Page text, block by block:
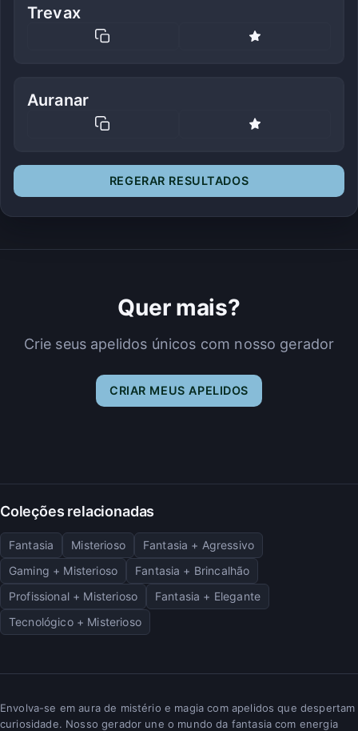
Trevax
Auranar
REGERAR RESULTADOS
Quer mais?
Crie seus apelidos únicos com nosso gerador
CRIAR MEUS APELIDOS
Coleções relacionadas
Fantasia Misterioso
Fantasia + Agressivo
Gaming + Misterioso
Fantasia + Brincalhão
Profissional + Misterioso
Fantasia + Elegante
Tecnológico + Misterioso
Envolva-se em aura de mistério e magia com apelidos que despertam
curiosidade. Nosso gerador une o mundo da fantasia com energia